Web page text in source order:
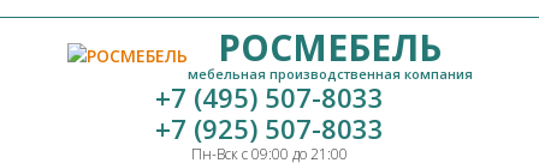
РОСМЕБЕЛЬ
мебельная производственная компания
+7 (495) 507-8033
+7 (925) 507-8033
Пн-Вск с 09:00 до 21:00